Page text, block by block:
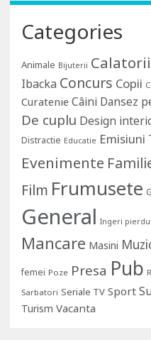
Categories
Animale Bijuterii Calatorii
Ibacka Concurs Copii
Curatenie Câini Dansez
De cuplu Design
Distractie Educatie Emisiuni
Evenimente
Film Frumusete
General Ingeri
Mancare Masini
femei Poze Presa Pub
Sarbatori Seriale TV Sport
Turism Vacanta